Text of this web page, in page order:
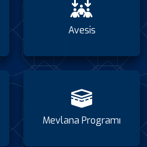
Avesis
Mevlana Programı